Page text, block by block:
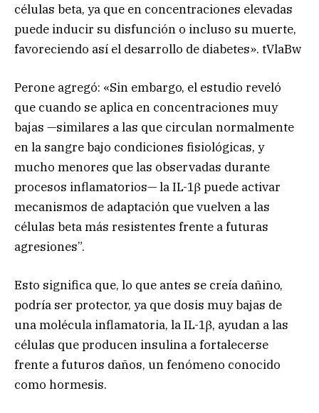
células beta, ya que en concentraciones elevadas
puede inducir su disfunción o incluso su muerte,
favoreciendo así el desarrollo de diabetes». tVlaBw
Perone agregó: «Sin embargo, el estudio reveló
que cuando se aplica en concentraciones muy
bajas —similares a las que circulan normalmente
en la sangre bajo condiciones fisiológicas, y
mucho menores que las observadas durante
procesos inflamatorios— la IL-1β puede activar
mecanismos de adaptación que vuelven a las
células beta más resistentes frente a futuras
agresiones”.
Esto significa que, lo que antes se creía dañino,
podría ser protector, ya que dosis muy bajas de
una molécula inflamatoria, la IL-1β, ayudan a las
células que producen insulina a fortalecerse
frente a futuros daños, un fenómeno conocido
como hormesis.